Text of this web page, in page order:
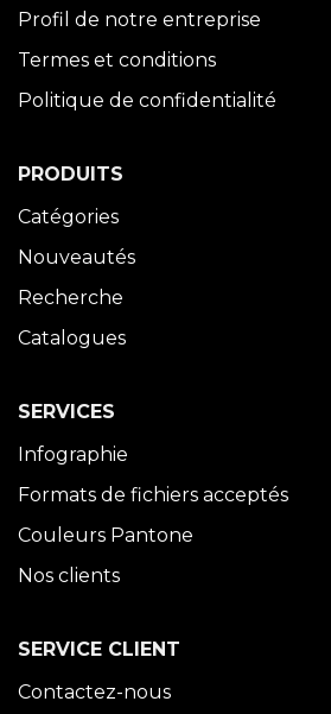
Profil de notre entreprise
Termes et conditions
Politique de confidentialité
PRODUITS
Catégories
Nouveautés
Recherche
Catalogues
SERVICES
Infographie
Formats de fichiers acceptés
Couleurs Pantone
Nos clients
SERVICE CLIENT
Contactez-nous